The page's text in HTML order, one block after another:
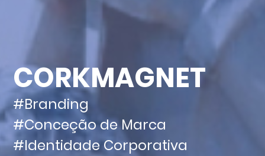
CORKMAGNET
#Branding
#Conceção de Marca
#Identidade Corporativa